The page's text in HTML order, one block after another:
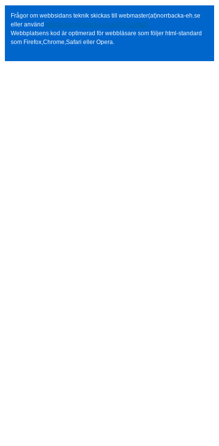
Frågor om webbsidans teknik skickas till webmaster(at)norrbacka-eh.se
eller använd http://www.norrbacka-eh.se/?q=contact
Webbplatsens kod är optimerad för webbläsare som följer html-standard
som Firefox,Chrome,Safari eller Opera.